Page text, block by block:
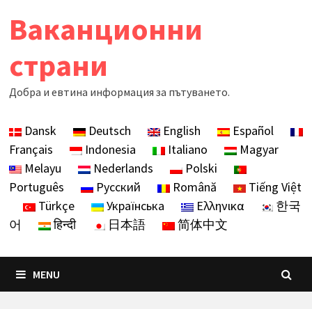
Ваканционни
страни
Добра и евтина информация за пътуването.
Dansk Deutsch English
Español
Français
Indonesia Italiano
Magyar
Melayu
Nederlands
Polski
Português
Русский Română
Tiếng Việt
Türkçe
Українська Ελληνικα
한국
어
हिन्दी 日本語 简体中文
MENU